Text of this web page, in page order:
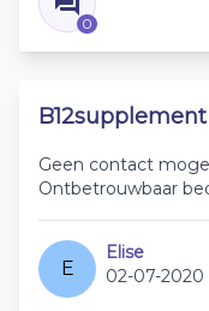
0
B12supplement
Geen contact
Ontbetrouwbaar
E
Elise
02-07-2020